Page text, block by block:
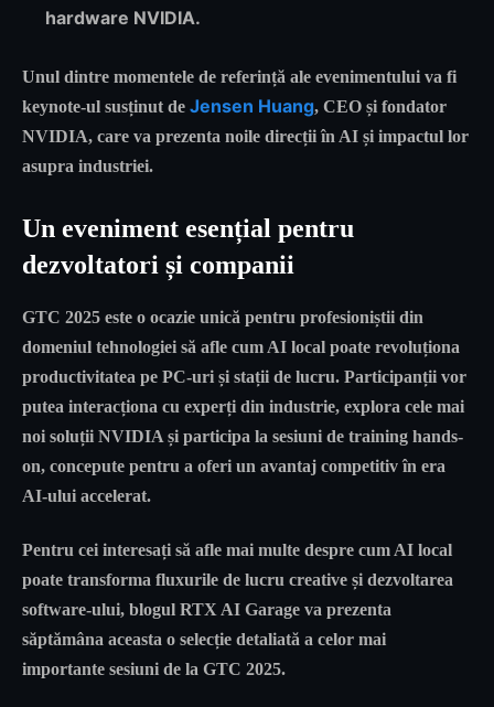
hardware NVIDIA.
Unul dintre momentele de referință ale evenimentului va fi
keynote-ul susținut de Jensen Huang, CEO și fondator
NVIDIA, care va prezenta noile direcții în AI și impactul lor
asupra industriei.
Un eveniment esențial pentru
dezvoltatori și companii
GTC 2025 este o ocazie unică pentru profesioniștii din
domeniul tehnologiei să afle cum AI local poate revoluționa
productivitatea pe PC-uri și stații de lucru. Participanții vor
putea interacționa cu experți din industrie, explora cele mai
noi soluții NVIDIA și participa la sesiuni de training hands-
on, concepute pentru a oferi un avantaj competitiv în era
AI-ului accelerat.
Pentru cei interesați să afle mai multe despre cum AI local
poate transforma fluxurile de lucru creative și dezvoltarea
software-ului, blogul RTX AI Garage va prezenta
săptămâna aceasta o selecție detaliată a celor mai
importante sesiuni de la GTC 2025.